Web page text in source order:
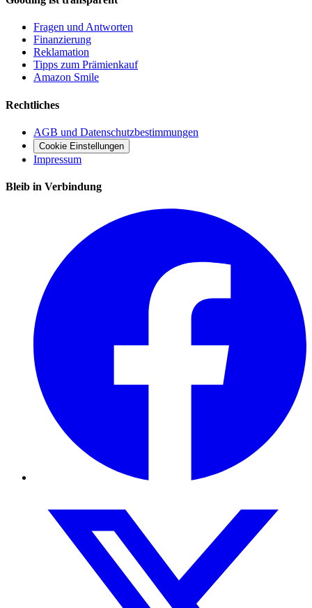
Fragen und Antworten
Finanzierung
Reklamation
Tipps zum Prämienkauf
Amazon Smile
Rechtliches
AGB und Datenschutzbestimmungen
Cookie Einstellungen
Impressum
Bleib in Verbindung